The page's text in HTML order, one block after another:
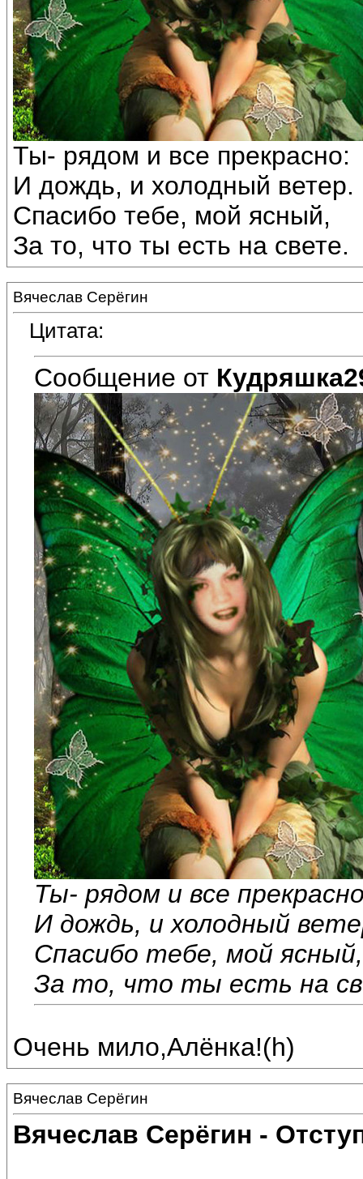
Ты- рядом и все прекрасно:
И дождь, и холодный ветер.
Спасибо тебе, мой ясный,
За то, что ты есть на свете.
Вячеслав Серёгин
Цитата:
Сообщение от
Ты- рядом и все
И дождь, и холодный
Спасибо тебе, мой ясный,
За то, что ты есть на
Очень мило,Алёнка!(h)
Вячеслав Серёгин
Вячеслав Серёгин -